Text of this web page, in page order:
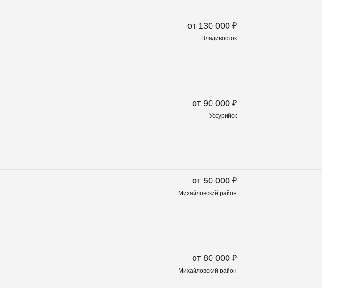
от 130 000 ₽
Владивосток
от 90 000 ₽
Уссурийск
от 50 000 ₽
Михайловский район
от 80 000 ₽
Михайловский район